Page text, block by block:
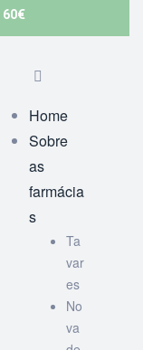
60€
Home
Sobre
as
farmácia
s
Ta
var
es
No
va